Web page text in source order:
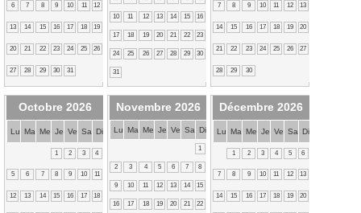
6 7 8 9 10 11 12
13 14 15 16 17 18 19
20 21 22 23 24 25 26
27 28 29 30 31
10 11 12 13 14 15 16
17 18 19 20 21 22 23
24 25 26 27 28 29 30
31
7 8 9 10 11 12 13
14 15 16 17 18 19 20
21 22 23 24 25 26 27
28 29 30
Octobre 2026
Lu Ma Me Je Ve Sa Di
1 2 3 4
5 6 7 8 9 10 11
12 13 14 15 16 17 18
Novembre 2026
Lu Ma Me Je Ve Sa Di
1
2 3 4 5 6 7 8
9 10 11 12 13 14 15
16 17 18 19 20 21 22
Décembre 2026
Lu Ma Me Je Ve Sa Di
1 2 3 4 5 6
7 8 9 10 11 12 13
14 15 16 17 18 19 20